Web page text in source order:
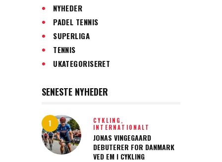
NYHEDER
PADEL TENNIS
SUPERLIGA
TENNIS
UKATEGORISERET
SENESTE NYHEDER
CYKLING,
INTERNATIONALT
JONAS VINGEGAARD
DEBUTERER FOR DANMARK
VED EM I CYKLING